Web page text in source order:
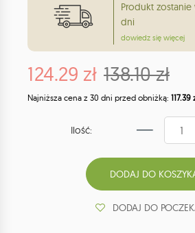
Produkt zostanie
dni
dowiedz się więcej
124.29 zł 138.10 zł
Najniższa cena z 30 dni przed obniżką: 117.39
Ilość:
DODAJ DO